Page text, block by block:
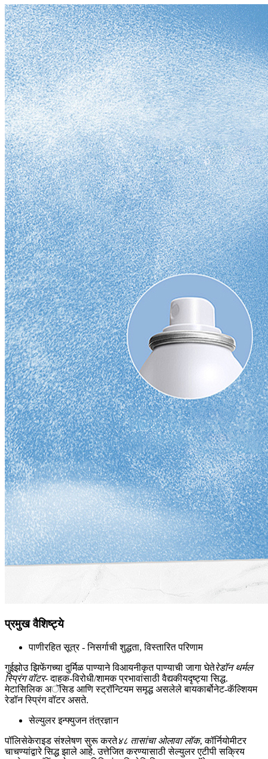
प्रमुख वैशिष्ट्ये
पाणीरहित सूत्र - निसर्गाची शुद्धता, विस्तारित परिणाम‌
गुईझोउ झिफेंगच्या दुर्मिळ पाण्याने विआयनीकृत पाण्याची जागा घेतेरेडॉन थर्मल
स्प्रिंग वॉटर- दाहक-विरोधी/शामक प्रभावांसाठी वैद्यकीयदृष्ट्या सिद्ध.
मेटासिलिक अॅसिड आणि स्ट्रॉन्टियम समृद्ध असलेले बायकार्बोनेट-कॅल्शियम
रेडॉन स्प्रिंग वॉटर असते.
सेल्युलर इन्फ्युजन तंत्रज्ञान
पॉलिसेकेराइड संश्लेषण सुरू करते४८ तासांचा ओलावा लॉक, कॉर्नियोमीटर
चाचण्यांद्वारे सिद्ध झाले आहे. उत्तेजित करण्यासाठी सेल्युलर एटीपी सक्रिय